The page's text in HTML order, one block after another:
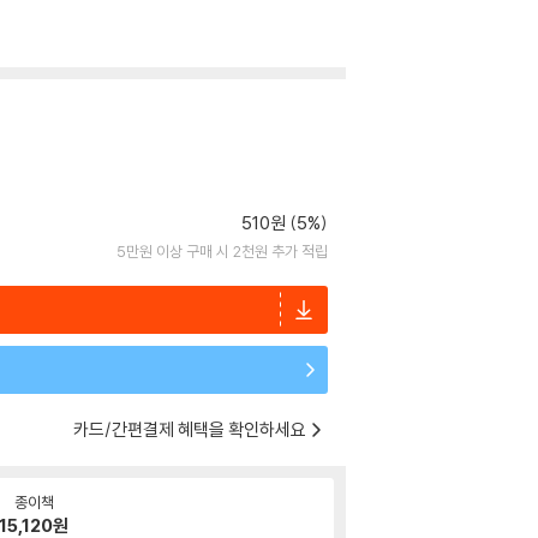
510원 (5%)
5만원 이상 구매 시 2천원 추가 적립
카드/간편결제 혜택을 확인하세요
종이책
15,120원